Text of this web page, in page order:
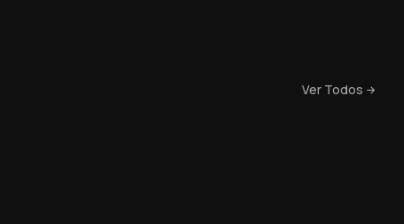
Ver Todos